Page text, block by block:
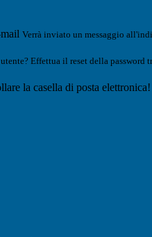
Verrà inviato un messaggio
Effettua il reset della password
la casella di posta elettronica!